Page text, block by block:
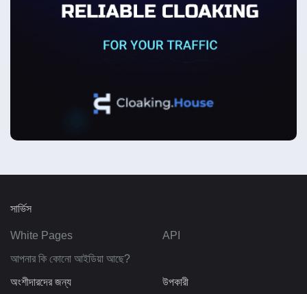
সার্ভিস
White Pages
API
আপনার কি কোনো আইডিয়া আছে?
অংশীদারদের জন্য
উপকারী